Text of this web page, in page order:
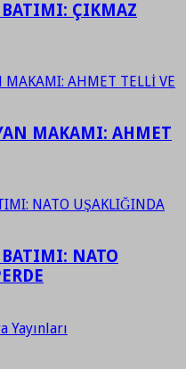
ÇIKMAZ
MAKAMI: AHMET
NATO
Yayınları